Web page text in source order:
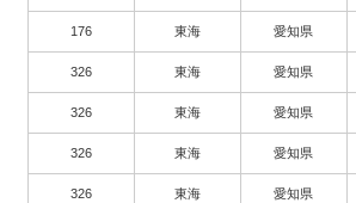
176 東海 愛知県
326 東海 愛知県
326 東海 愛知県
326 東海 愛知県
326 東海 愛知県